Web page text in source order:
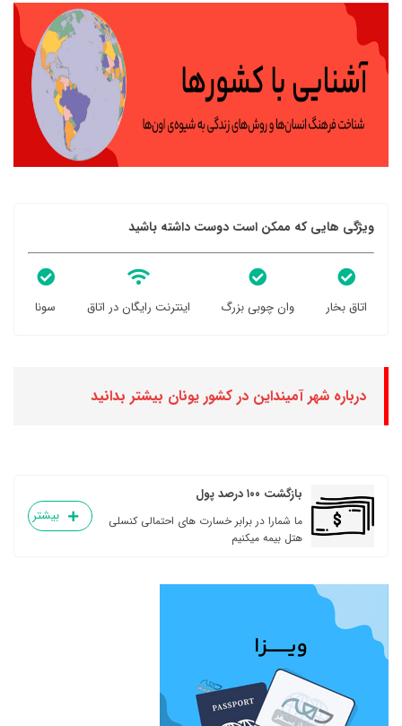
ویژگی هایی که ممکن است دوست داشته باشید
اتاق بخار وان چوبی بزرگ اینترنت رایگان در اتاق سونا
درباره شهر آمینداین در کشور یونان بیشتر بدانید
بازگشت ۱۰۰ درصد پول
ما شمارا در برابر خسارت های احتمالی کنسلی
هتل بیمه میکنیم
بیشتر